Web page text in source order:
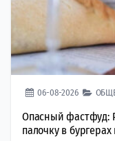
06-08-2026
Опасный фастфуд:
палочку в